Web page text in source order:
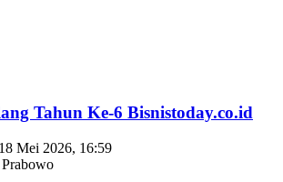
Tahun Ke-6 Bisnistoday.co.id
Mei 2026, 16:59